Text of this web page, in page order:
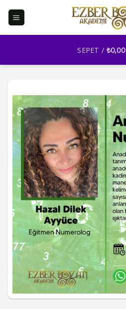
SEPET / ₺0,00